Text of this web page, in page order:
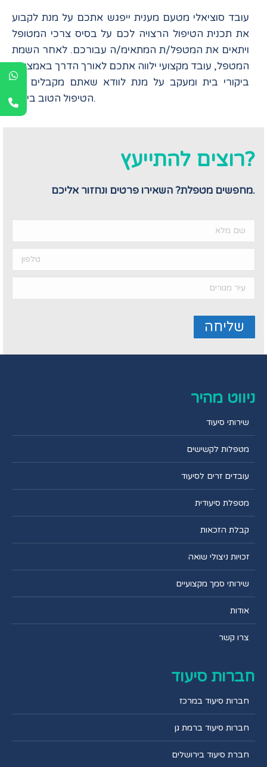
עובד סוציאלי מטעם מענית ייפגש אתכם על מנת לקבוע
את תכנית הטיפול הרצויה לכם על בסיס צרכי המטופל
ויתאים את המטפל/ת המתאימ/ה עבורכם. לאחר השמת
המטפל, עובד מקצועי ילווה אתכם לאורך הדרך באמצעות
ביקורי בית ומעקב על מנת לוודא שאתם מקבלים את
הטיפול הטוב ביותר.
רוצים להתייעץ?
מחפשים מטפלת? השאירו פרטים ונחזור אליכם.
ניווט מהיר
שירותי סיעוד
מטפלות לקשישים
עובדים זרים לסיעוד
מטפלת סיעודית
קבלת הזכאות
זכויות ניצולי שואה
שירותי סמך מקצועיים
אודות
צרו קשר
חברות סיעוד
חברות סיעוד במרכז
חברות סיעוד ברמת גן
חברת סיעוד בירושלים